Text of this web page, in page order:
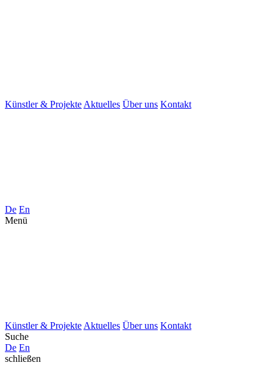
Künstler & Projekte Aktuelles Über uns Kontakt
De En
Menü
Künstler & Projekte Aktuelles Über uns Kontakt
Suche
De En
schließen